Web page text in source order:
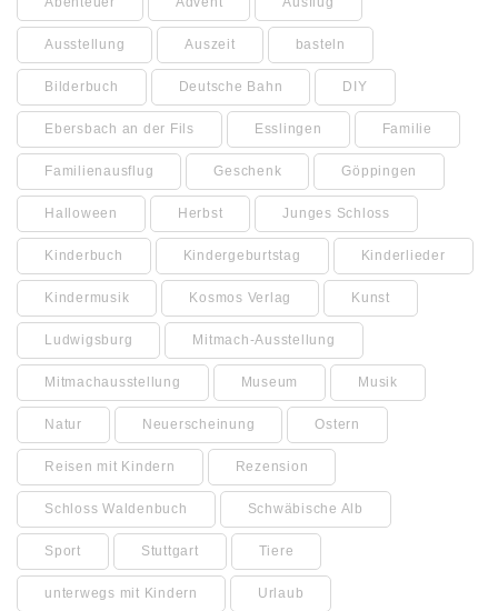
Ausstellung Auszeit basteln
Bilderbuch Deutsche Bahn DIY
Ebersbach an der Fils Esslingen Familie
Familienausflug Geschenk Göppingen
Halloween Herbst Junges Schloss
Kinderbuch Kindergeburtstag Kinderlieder
Kindermusik Kosmos Verlag Kunst
Ludwigsburg Mitmach-Ausstellung
Mitmachausstellung Museum Musik
Natur Neuerscheinung Ostern
Reisen mit Kindern Rezension
Schloss Waldenbuch Schwäbische Alb
Sport Stuttgart Tiere
unterwegs mit Kindern Urlaub